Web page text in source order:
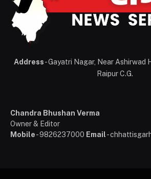
Address- Gayatri Nagar, Near Ashirwad
Raipur C.G.
Chandra Bhushan Verma
Owner & Editor
Mobile- 9826237000 Email-